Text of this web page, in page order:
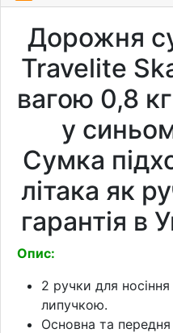
Дорожня
Travelite
вагою 0,8
у
Сумка
літака як
гарантія в
Опис:
2 ручки для
липучкою.
Основна та